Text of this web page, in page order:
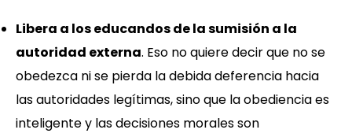
Libera a los educandos de la sumisión a la
autoridad externa. Eso no quiere decir que no se
obedezca ni se pierda la debida deferencia hacia
las autoridades legítimas, sino que la obediencia es
inteligente y las decisiones morales son